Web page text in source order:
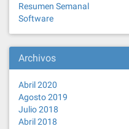
Resumen Semanal
Software
Archivos
Abril 2020
Agosto 2019
Julio 2018
Abril 2018